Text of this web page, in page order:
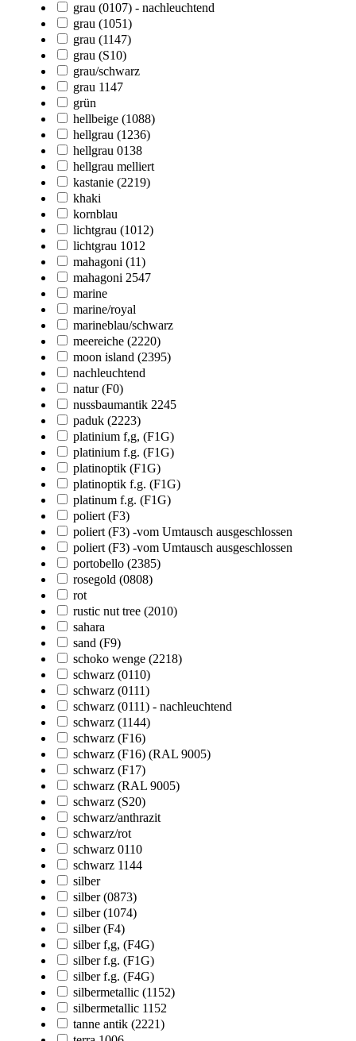
grau (0107) - nachleuchtend
grau (1051)
grau (1147)
grau (S10)
grau/schwarz
grau 1147
grün
hellbeige (1088)
hellgrau (1236)
hellgrau 0138
hellgrau melliert
kastanie (2219)
khaki
kornblau
lichtgrau (1012)
lichtgrau 1012
mahagoni (11)
mahagoni 2547
marine
marine/royal
marineblau/schwarz
meereiche (2220)
moon island (2395)
nachleuchtend
natur (F0)
nussbaumantik 2245
paduk (2223)
platinium f,g, (F1G)
platinium f.g. (F1G)
platinoptik (F1G)
platinoptik f.g. (F1G)
platinum f.g. (F1G)
poliert (F3)
poliert (F3) -vom Umtausch ausgeschlossen
poliert (F3) -vom Umtausch ausgeschlossen
portobello (2385)
rosegold (0808)
rot
rustic nut tree (2010)
sahara
sand (F9)
schoko wenge (2218)
schwarz (0110)
schwarz (0111)
schwarz (0111) - nachleuchtend
schwarz (1144)
schwarz (F16)
schwarz (F16) (RAL 9005)
schwarz (F17)
schwarz (RAL 9005)
schwarz (S20)
schwarz/anthrazit
schwarz/rot
schwarz 0110
schwarz 1144
silber
silber (0873)
silber (1074)
silber (F4)
silber f,g, (F4G)
silber f.g. (F1G)
silber f.g. (F4G)
silbermetallic (1152)
silbermetallic 1152
tanne antik (2221)